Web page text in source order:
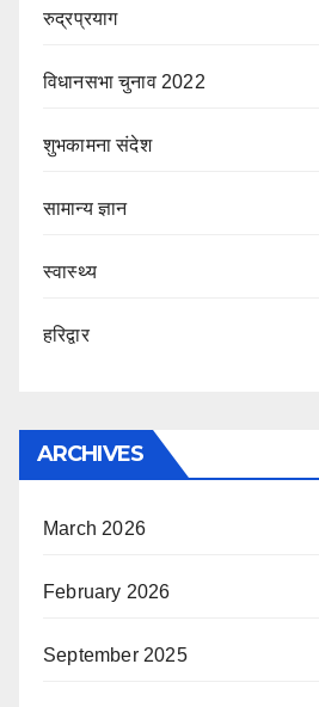
रुद्रप्रयाग
विधानसभा चुनाव 2022
शुभकामना संदेश
सामान्य ज्ञान
स्वास्थ्य
हरिद्वार
ARCHIVES
March 2026
February 2026
September 2025